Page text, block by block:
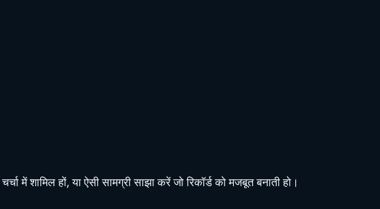
में शामिल हों, या ऐसी सामग्री साझा करें जो रिकॉर्ड को मजबूत बनाती हो।